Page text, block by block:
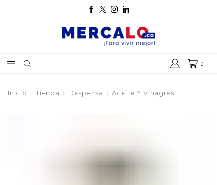
0
Inicio Tienda Despensa Aceite Y Vinagres